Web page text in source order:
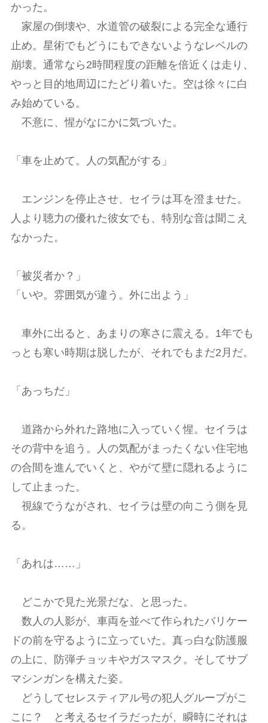
かった。
家屋の倒壊や、水道管の破裂による完全な通行
止め。星術でもどうにもできないようなレベルの
崩壊。通常なら2時間程度の距離を倍近くは走り、
やっと目的地周辺にたどり着いた。空は徐々に白
み始めている。
不意に、惺がなにかに気づいた。
「車を止めて。人の気配がする」
エンジンを停止させ、セイラは耳を澄ませた。
人より聴力の優れた彼女でも、特別な音は聞こえ
なかった。
「被災者か？」
「いや。雰囲気が違う。外に出よう」
車外に出ると、あまりの寒さに震える。1年でも
っとも寒い時期は脱したが、それでもまだ2月だ。
「あっちだ」
道路から外れた路地に入っていく惺。セイラは
その背中を追う。人の気配がまったくない住宅地
の合間を進んでいくと、やがて壁に隠れるように
して止まった。
視線でうながされ、セイラは壁の向こう側を見
る。
「あれは……」
どこかで見た光景だな、と思った。
数人の人影が、車両を並べて作られたバリケー
ドの前を守るように立っていた。真っ白な防護服
の上に、防弾チョッキやガスマスク。そしてサブ
マシンガンを構えた姿。
どうしてセレスティアル号の犯人グループがこ
こに？ と考えるセイラだったが、瞬時にそれは